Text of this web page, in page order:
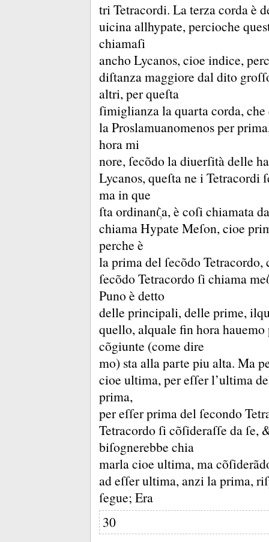
tri Tetracordi. La terza corda è
uicina allhypate, percioche
chiamaſi
ancho Lycanos, cioe indice,
diſtanza maggiore dal dito
altri, per queſta
ſimiglianza la quarta corda,
la Proslamuanomenos per
hora mi
nore, ſecõdo la diuerſità delle
Lycanos, queſta ne i Tetracordi
ma in que
ſta ordinanζa, è coſi chiamata
chiama Hypate Meſon, cioe
perche è
la prima del ſecõdo
ſecõdo Tetracordo ſi chiama
Puno è detto
delle principali, delle prime,
quello, alquale fin hora
cõgiunte (come dire
mo) sta alla parte piu alta. Ma
cioe ultima, per eſſer l’ultima
prima,
per eſſer prima del ſecondo
Tetracordo ſi cõſideraſſe da ſe,
biſognerebbe chia
marla cioe ultima, ma
ad eſſer ultima, anzi la prima,
ſegue; Era
30